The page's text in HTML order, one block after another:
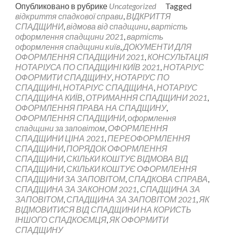
Опубликовано в рубрике Uncategorized
Tagged
відкриття спадкової справи ВІДКРИТТЯ
СПАДЩИНИ, відмова від спадщини вартість
оформлення спадщини 2021 вартість
оформлення спадщини київ ДОКУМЕНТИ ДЛЯ
ОФОРМЛЕННЯ СПАДЩИНИ 2021 КОНСУЛЬТАЦІЯ
НОТАРІУСА ПО СПАДЩИНІ КИЇВ 2021 НОТАРІУС
ОФОРМИТИ СПАДЩИНУ, НОТАРІУС ПО
СПАДЩИНІ НОТАРІУС СПАДЩИНА НОТАРІУС
СПАДЩИНА КИЇВ ОТРИМАННЯ СПАДЩИНИ 2021
ОФОРМЛЕННЯ ПРАВА НА СПАДЩИНУ,
ОФОРМЛЕННЯ СПАДЩИНИ, оформлення
спадщини за заповітом ОФОРМЛЕННЯ
СПАДЩИНИ ЦІНА 2021 ПЕРЕОФОРМЛЕННЯ
СПАДЩИНИ, ПОРЯДОК ОФОРМЛЕННЯ
СПАДЩИНИ, СКІЛЬКИ КОШТУЄ ВІДМОВА ВІД
СПАДЩИНИ, СКІЛЬКИ КОШТУЄ ОФОРМЛЕННЯ
СПАДЩИНИ ЗА ЗАПОВІТОМ, СПАДКОВА СПРАВА
СПАДЩИНА ЗА ЗАКОНОМ 2021 СПАДЩИНА ЗА
ЗАПОВІТОМ, СПАДЩИНА ЗА ЗАПОВІТОМ 2021 ЯК
ВІДМОВИТИСЯ ВІД СПАДЩИНИ НА КОРИСТЬ
ІНШОГО СПАДКОЄМЦЯ ЯК ОФОРМИТИ
СПАДЩИНУ